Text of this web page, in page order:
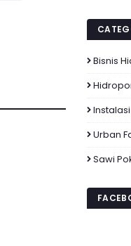
Bisnis
Urban
Sawi